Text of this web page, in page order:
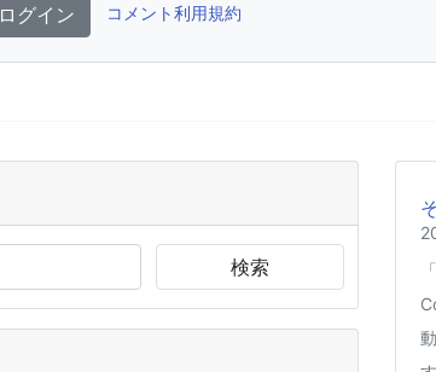
ログイン コメント利用規約
検索